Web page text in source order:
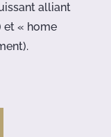
alliant
et « home